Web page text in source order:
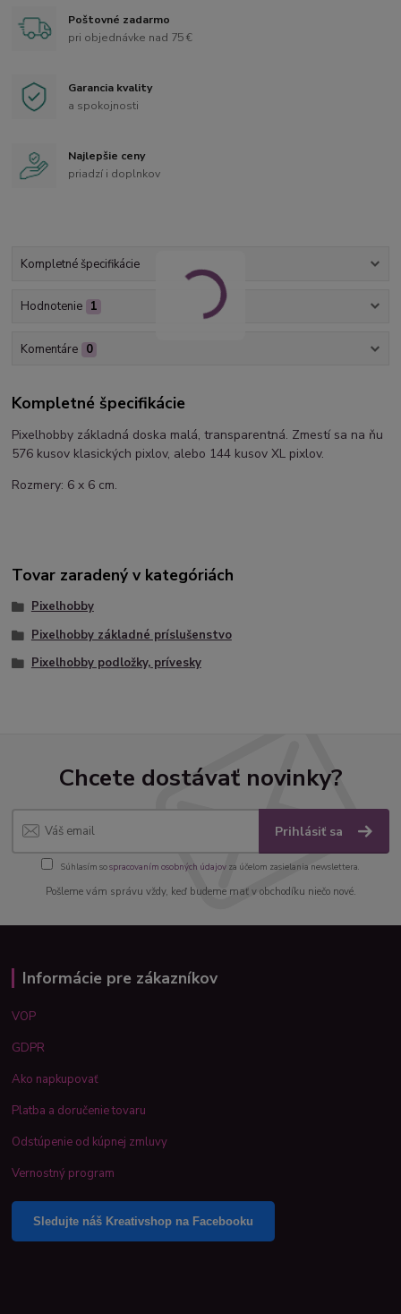
Poštovné zadarmo
pri objednávke nad 75 €
Garancia kvality
a spokojnosti
Najlepšie ceny
priadzí i doplnkov
Kompletné špecifikácie
Hodnotenie 1
Komentáre 0
Kompletné špecifikácie
Pixelhobby základná doska malá, transparentná. Zmestí sa na ňu
576 kusov klasických pixlov, alebo 144 kusov XL pixlov.
Rozmery: 6 x 6 cm.
Tovar zaradený v kategóriách
Pixelhobby
Pixelhobby základné príslušenstvo
Pixelhobby podložky, prívesky
Chcete dostávať novinky?
Prihlásiť sa
Súhlasím sospracovaním osobných údajov za účelom zasielania newslettera.
Pošleme vám správu vždy, keď budeme mať v obchodíku niečo nové.
Informácie pre zákazníkov
VOP
GDPR
Ako napkupovať
Platba a doručenie tovaru
Odstúpenie od kúpnej zmluvy
Vernostný program
Sledujte náš Kreativshop na Facebooku